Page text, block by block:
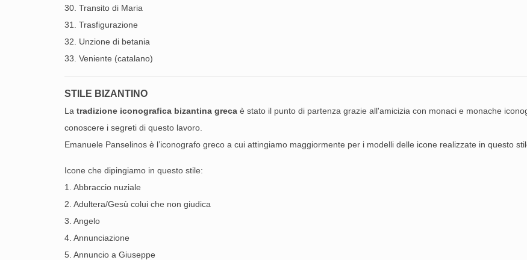
30. Transito di Maria
31. Trasfigurazione
32. Unzione di betania
33. Veniente (catalano)
STILE BIZANTINO
La tradizione iconografica bizantina greca è stato il punto di partenza grazie all'amicizia con monaci e monache
conoscere i segreti di questo lavoro.
Emanuele Panselinos è l’iconografo greco a cui attingiamo maggiormente per i modelli delle icone realizzate in questo
Icone che dipingiamo in questo stile:
1. Abbraccio nuziale
2. Adultera/Gesù colui che non giudica
3. Angelo
4. Annunciazione
5. Annuncio a Giuseppe